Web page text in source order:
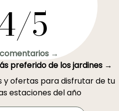
5
→
preferido de los jardines →
y ofertas para disfrutar de tu
estaciones del año